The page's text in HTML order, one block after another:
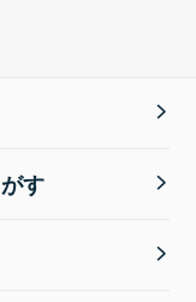
す